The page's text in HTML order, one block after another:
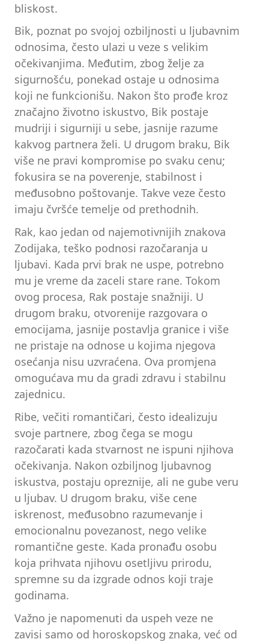
bliskost.
Bik, poznat po svojoj ozbiljnosti u ljubavnim
odnosima, često ulazi u veze s velikim
očekivanjima. Međutim, zbog želje za
sigurnošću, ponekad ostaje u odnosima
koji ne funkcionišu. Nakon što prođe kroz
značajno životno iskustvo, Bik postaje
mudriji i sigurniji u sebe, jasnije razume
kakvog partnera želi. U drugom braku, Bik
više ne pravi kompromise po svaku cenu;
fokusira se na poverenje, stabilnost i
međusobno poštovanje. Takve veze često
imaju čvršće temelje od prethodnih.
Rak, kao jedan od najemotivnijih znakova
Zodijaka, teško podnosi razočaranja u
ljubavi. Kada prvi brak ne uspe, potrebno
mu je vreme da zaceli stare rane. Tokom
ovog procesa, Rak postaje snažniji. U
drugom braku, otvorenije razgovara o
emocijama, jasnije postavlja granice i više
ne pristaje na odnose u kojima njegova
osećanja nisu uzvraćena. Ova promjena
omogućava mu da gradi zdravu i stabilnu
zajednicu.
Ribe, večiti romantičari, često idealizuju
svoje partnere, zbog čega se mogu
razočarati kada stvarnost ne ispuni njihova
očekivanja. Nakon ozbiljnog ljubavnog
iskustva, postaju opreznije, ali ne gube veru
u ljubav. U drugom braku, više cene
iskrenost, međusobno razumevanje i
emocionalnu povezanost, nego velike
romantične geste. Kada pronađu osobu
koja prihvata njihovu osetljivu prirodu,
spremne su da izgrade odnos koji traje
godinama.
Važno je napomenuti da uspeh veze ne
zavisi samo od horoskopskog znaka, već od